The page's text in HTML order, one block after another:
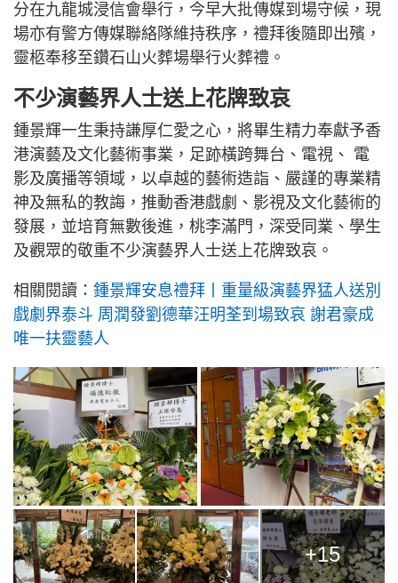
分在九龍城浸信會舉行，今早大批傳媒到場守候，現
場亦有警方傳媒聯絡隊維持秩序，禮拜後隨即出殯，
靈柩奉移至鑽石山火葬場舉行火葬禮。
不少演藝界人士送上花牌致哀
鍾景輝一生秉持謙厚仁愛之心，將畢生精力奉獻予香
港演藝及文化藝術事業，足跡橫跨舞台、電視、 電
影及廣播等領域，以卓越的藝術造詣、嚴謹的專業精
神及無私的教誨，推動香港戲劇、影視及文化藝術的
發展，並培育無數後進，桃李滿門，深受同業、學生
及觀眾的敬重不少演藝界人士送上花牌致哀。
相關閱讀： 鍾景輝安息禮拜丨重量級演藝界猛人送別
戲劇界泰斗 周潤發劉德華汪明荃到場致哀 謝君豪成
唯一扶靈藝人
+15